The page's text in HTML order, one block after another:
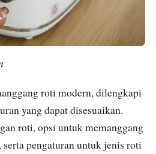
roti modern, dilengkapi
yang dapat disesuaikan.
roti, opsi untuk memanggang
pengaturan untuk jenis roti